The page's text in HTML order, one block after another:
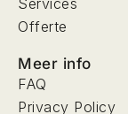
Services
Offerte
Meer info
FAQ
Privacy Policy